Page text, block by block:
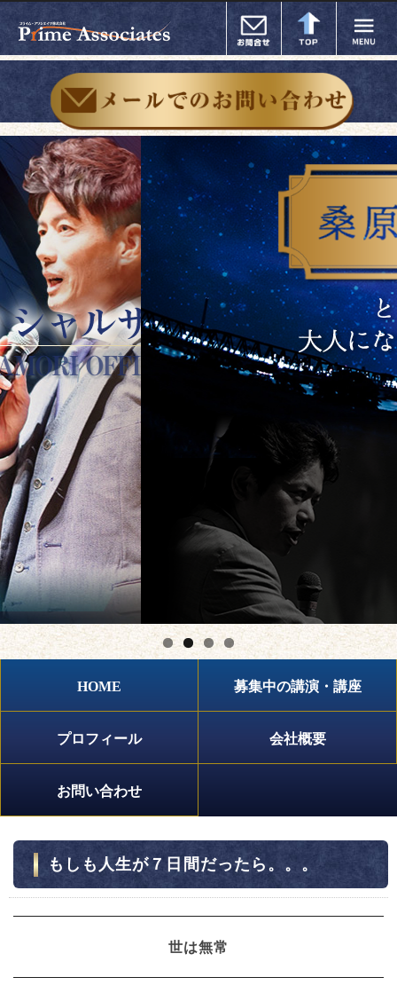
HOME 募集中の講演・講座
プロフィール 会社概要
お問い合わせ
もしも人生が７日間だったら。。。
世は無常